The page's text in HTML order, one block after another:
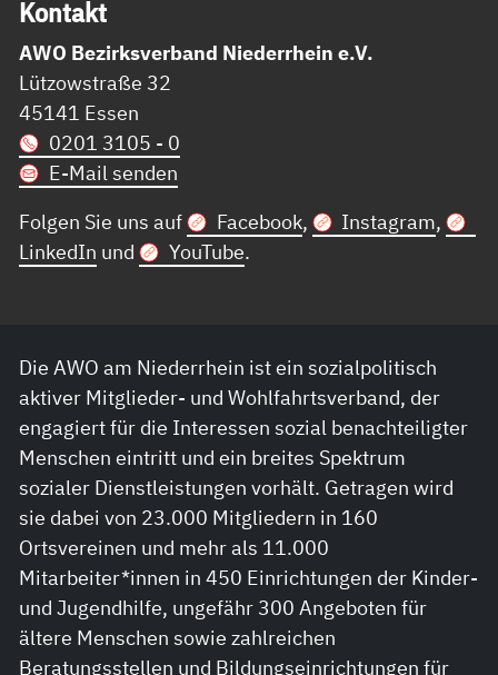
Kon­takt
AWO Bezirksverband Niederrhein e.V.
Lützowstraße 32
45141 Essen
0201 3105 - 0
E-Mail senden
Folgen Sie uns auf
Facebook, Instagram,
LinkedIn und YouTube.
Die AWO am Niederrhein ist ein sozialpolitisch
aktiver Mitglieder- und Wohlfahrtsverband, der
engagiert für die Interessen sozial benachteiligter
Menschen eintritt und ein breites Spektrum
sozialer Dienstleistungen vorhält. Getragen wird
sie dabei von 23.000 Mitgliedern in 160
Ortsvereinen und mehr als 11.000
Mitarbeiter*innen in 450 Einrichtungen der Kinder-
und Jugendhilfe, ungefähr 300 Angeboten für
ältere Menschen sowie zahlreichen
Beratungsstellen und Bildungseinrichtungen für